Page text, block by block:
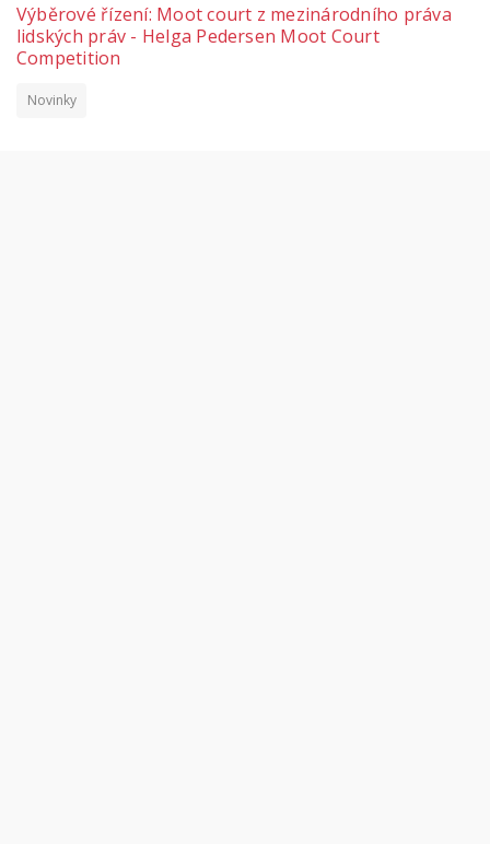
Výběrové řízení: Moot court z mezinárodního práva
lidských práv - Helga Pedersen Moot Court
Competition
Novinky